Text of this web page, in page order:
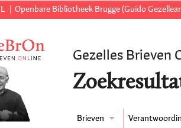
Openbare Bibliotheek Brugge (Guido
Gezelles Brieven
Brieven